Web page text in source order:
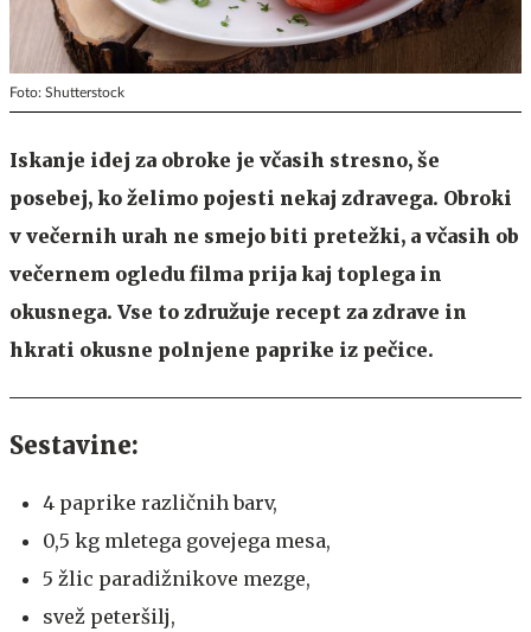
Foto: Shutterstock
Iskanje idej za obroke je včasih stresno, še
posebej, ko želimo pojesti nekaj zdravega. Obroki
v večernih urah ne smejo biti pretežki, a včasih ob
večernem ogledu filma prija kaj toplega in
okusnega. Vse to združuje recept za zdrave in
hkrati okusne polnjene paprike iz pečice.
Sestavine:
4 paprike različnih barv,
0,5 kg mletega govejega mesa,
5 žlic paradižnikove mezge,
svež peteršilj,